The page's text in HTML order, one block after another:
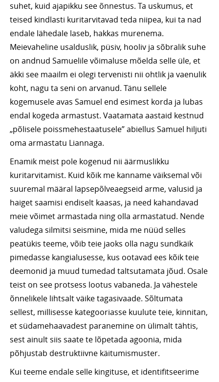
suhet, kuid ajapikku see õnnestus. Ta uskumus, et
teised kindlasti kuritarvitavad teda niipea, kui ta nad
endale lähedale laseb, hakkas murenema.
Meievaheline usalduslik, püsiv, hooliv ja sõbralik suhe
on andnud Samuelile võimaluse mõelda selle üle, et
äkki see maailm ei olegi tervenisti nii ohtlik ja vaenulik
koht, nagu ta seni on arvanud. Tänu sellele
kogemusele avas Samuel end esimest korda ja lubas
endal kogeda armastust. Vaatamata aastaid kestnud
„põlisele poissmehestaatusele” abiellus Samuel hiljuti
oma armastatu Liannaga.
Enamik meist pole kogenud nii äärmuslikku
kuritarvitamist. Kuid kõik me kanname väiksemal või
suuremal määral lapsepõlveaegseid arme, valusid ja
haiget saamisi endiselt kaasas, ja need kahandavad
meie võimet armastada ning olla armastatud. Nende
valudega silmitsi seismine, mida me nüüd selles
peatükis teeme, võib teie jaoks olla nagu sundkäik
pimedasse kangialusesse, kus ootavad ees kõik teie
deemonid ja muud tumedad taltsutamata jõud. Osale
teist on see protsess lootus vabaneda. Ja vähestele
õnnelikele lihtsalt väike tagasivaade. Sõltumata
sellest, millisesse kategooriasse kuulute teie, kinnitan,
et südamehaavadest paranemine on ülimalt tähtis,
sest ainult siis saate te lõpetada agoonia, mida
põhjustab destruktiivne käitumismuster.
Kui teeme endale selle kingituse, et identifitseerime